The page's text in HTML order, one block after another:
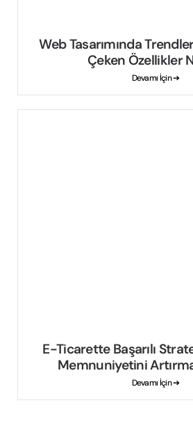
Web Tasarımında
Çeken Özellikler
Devamı İçin ➔
E-Ticarette Başarılı
Memnuniyetini
Devamı İçin ➔